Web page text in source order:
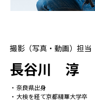
撮影（写真・動画）担当
長谷川 淳
奈良県出身
大検を経て京都精華大学卒